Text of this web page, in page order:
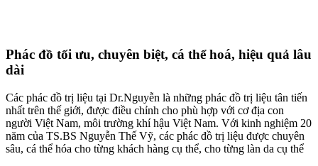
Phác đồ tối ưu, chuyên biệt, cá thể hoá, hiệu quả lâu
dài
Các phác đồ trị liệu tại Dr.Nguyễn là những phác đồ trị liệu tân tiến
nhất trên thế giới, được điều chỉnh cho phù hợp với cơ địa con
người Việt Nam, môi trường khí hậu Việt Nam. Với kinh nghiệm 20
năm của TS.BS Nguyễn Thế Vỹ, các phác đồ trị liệu được chuyên
sâu, cá thể hóa cho từng khách hàng cụ thể, cho từng làn da cụ thể